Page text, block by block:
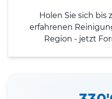
Holen Sie sich bis
erfahrenen
Region - jetzt